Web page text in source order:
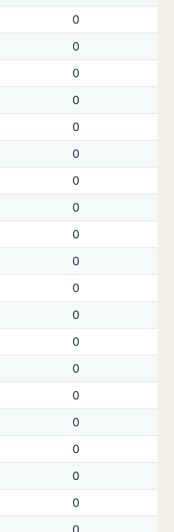
0
0
0
0
0
0
0
0
0
0
0
0
0
0
0
0
0
0
0
0